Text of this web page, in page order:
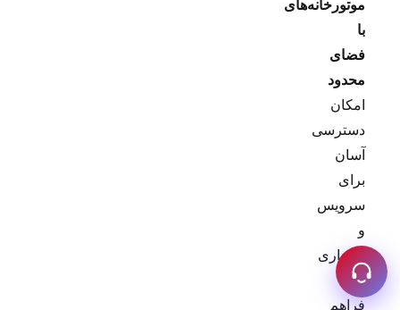
موتورخانه‌های
با
فضای
محدود
امکان
دسترسی
آسان
برای
سرویس
و
نگهداری
را
فراهم